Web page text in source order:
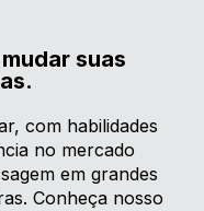
suas
com habilidades
no mercado
em grandes
Conheça nosso